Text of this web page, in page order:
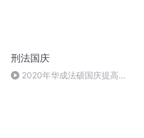
刑法国庆
2020年华成法硕国庆提高班